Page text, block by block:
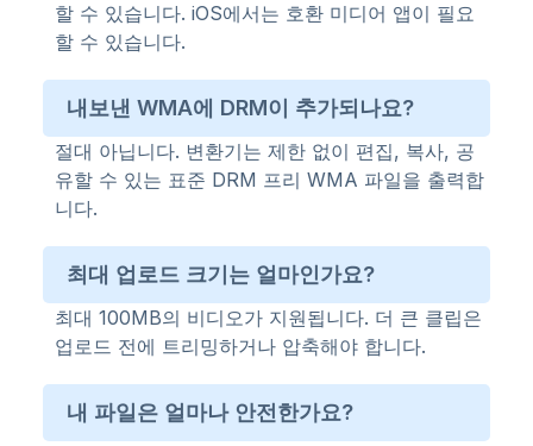
할 수 있습니다. iOS에서는 호환 미디어 앱이 필요
할 수 있습니다.
내보낸 WMA에 DRM이 추가되나요?
절대 아닙니다. 변환기는 제한 없이 편집, 복사, 공
유할 수 있는 표준 DRM 프리 WMA 파일을 출력합
니다.
최대 업로드 크기는 얼마인가요?
최대 100MB의 비디오가 지원됩니다. 더 큰 클립은
업로드 전에 트리밍하거나 압축해야 합니다.
내 파일은 얼마나 안전한가요?